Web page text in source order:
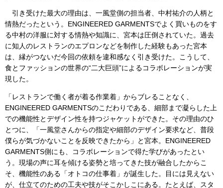
引き受けた最大の理由は、一風堂側の担当者、中村祐介の人柄と
情熱だったという。ENGINEERED GARMENTSでよく買いものをす
る中村の洋服に対する情熱や知識に、宮本は圧倒されていた。過去
に知人のレストランのエプロンなどを制作した経験もあった宮本
は、縁がつないだ今回の依頼を違和感なく引き受けた。こうして、
食とファッションの世界の“二大巨頭”によるコラボレーションが実
現した。
「レストランで働く者が着る作業着」からブレることなく、
ENGINEERED GARMENTSのこだわりである、細部まで凝らした上
での機能性とデザイン性を持つジャケットができた。その理由のひ
とつに、「一風堂さんからの指定や細部のデザイン要求など、普段
僕らが気づかないことを反映できたから」と宮本。ENGINEERED
GARMENTS側にも、コラボレーションで得た学びがあったとい
う。現場の声に耳を傾ける姿勢と培ってきた技が融合したからこ
そ、機能性のある「オトコの仕事着」が誕生した。目には見えない
が、仕立てのための工夫や技がそこかしこにある。たとえば、スタ